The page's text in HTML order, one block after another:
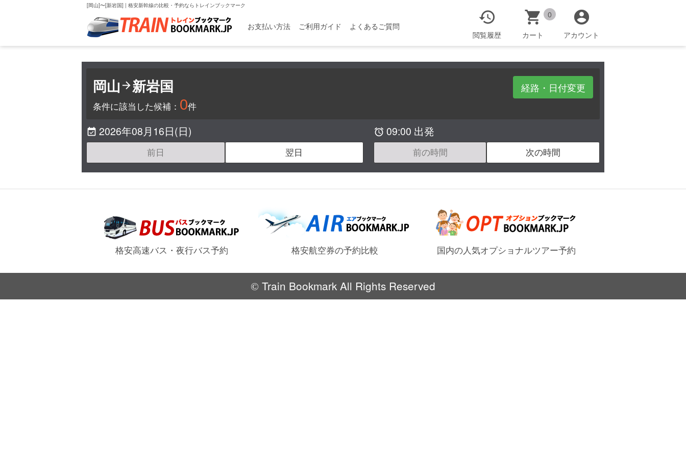
[岡山]〜[新岩国] | 格安新幹線の比較・予約ならトレインブックマーク
お支払い方法 ご利用ガイド よくあるご質問 
閲覧履歴
0

カート

アカウント
経路・日付変更
岡山 新岩国
条件に該当した候補： 0件
 2026年08月16日(日)
前日 翌日
 09:00 出発
前の時間 次の時間
格安高速バス・夜行バス予約 格安航空券の予約比較 国内の人気オプショナルツアー予約
© Train Bookmark All Rights Reserved